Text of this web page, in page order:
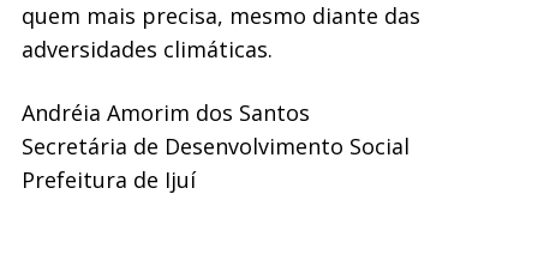
quem mais precisa, mesmo diante das
adversidades climáticas.
Andréia Amorim dos Santos
Secretária de Desenvolvimento Social
Prefeitura de Ijuí